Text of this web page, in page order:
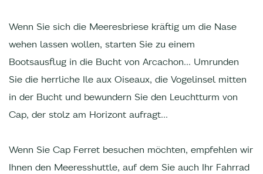
Wenn Sie sich die Meeresbriese kräftig um die Nase
wehen lassen wollen, starten Sie zu einem
Bootsausflug in die Bucht von Arcachon... Umrunden
Sie die herrliche Ile aux Oiseaux, die Vogelinsel mitten
in der Bucht und bewundern Sie den Leuchtturm von
Cap, der stolz am Horizont aufragt...
Wenn Sie Cap Ferret besuchen möchten, empfehlen wir
Ihnen den Meeresshuttle, auf dem Sie auch Ihr Fahrrad